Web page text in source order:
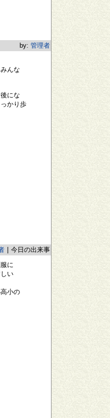
by: 管理者
んな
にな
かり歩
今日の出来事
に
い
小の